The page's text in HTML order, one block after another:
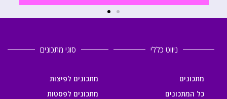
ניווט כללי
מתכונים
כל המתכונים
סוגי מתכונים
מתכונים לפיצות
מתכונים לפסטות